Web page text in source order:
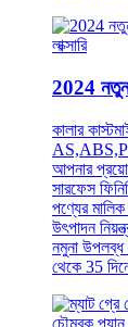
2024 নতুন
কালার
আপনার
সারফেস
পণ্যের
উৎপাদন
নমুনা উপলব্ধ
থেকে 35